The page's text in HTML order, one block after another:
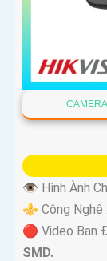
👁 Hình Ành
⚜️ Công Nghệ :
🔴 Video Ban
SMD.